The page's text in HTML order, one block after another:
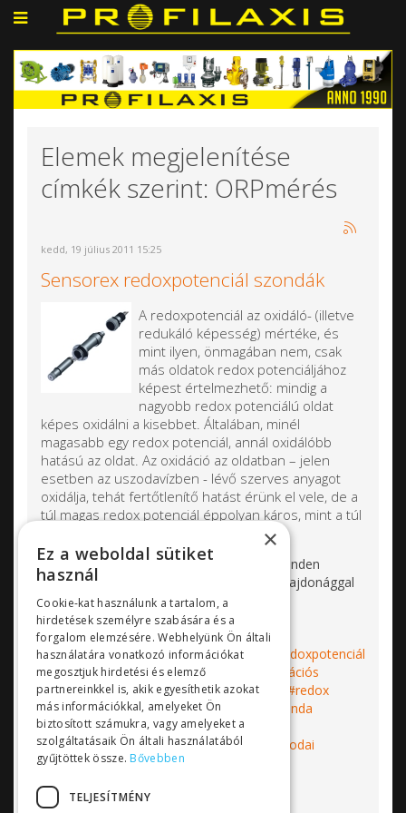
Elemek megjelenítése
címkék szerint: ORPmérés
kedd, 19 július 2011 15:25
Sensorex redoxpotenciál szondák
A redoxpotenciál az oxidáló- (illetve
redukáló képesség) mértéke, és
mint ilyen, önmagában nem, csak
más oldatok redox potenciáljához
képest értelmezhető: mindig a
nagyobb redox potenciálú oldat
képes oxidálni a kisebbet. Általában, minél
magasabb egy redox potenciál, annál oxidálóbb
hatású az oldat. Az oxidáció az oldatban – jelen
esetben az uszodavízben - lévő szerves anyagot
oxidálja, tehát fertőtlenítő hatást érünk el vele, de a
túl magas redox potenciál éppolyan káros, mint a túl
Az Sensorex redoxpotenciál szondák
minden
felhasználási területen kiváló működési tulajdonággal
rendelkeznek:
Címkék: Sensorex redoxpotenciál
redoxpotenciál
mérő
ORP ORPmérés
redukciósoxidációs
reakció
redox szonda redox érzékelő
redox
elektróda
ORPelektróda szenzor
szonda
vízkezelés
uszoda
uszodai vízkezelés
vízminőségmérés
ipari vízkezelés
uszodai
műszer
Bővebben...
×
Ez a weboldal sütiket
használ
Cookie-kat használunk a tartalom, a
hirdetések személyre szabására és a
forgalom elemzésére. Webhelyünk Ön általi
használatára vonatkozó információkat
megosztjuk hirdetési és elemző
partnereinkkel is, akik egyesíthetik azokat
más információkkal, amelyeket Ön
biztosított számukra, vagy amelyeket a
szolgáltatásaik Ön általi használatából
gyűjtöttek össze. Bővebben
TELJESÍTMÉNY